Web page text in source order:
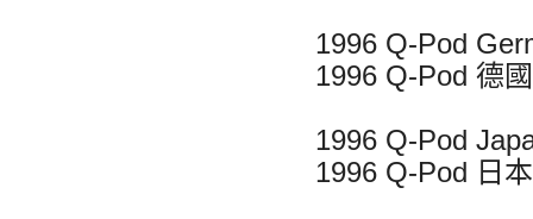
1996 Q-Pod
1996 Q-Pod 德
1996 Q-Pod
1996 Q-Pod 日